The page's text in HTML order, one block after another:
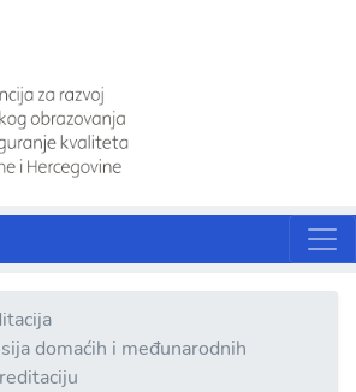
domaćih i međunarodnih